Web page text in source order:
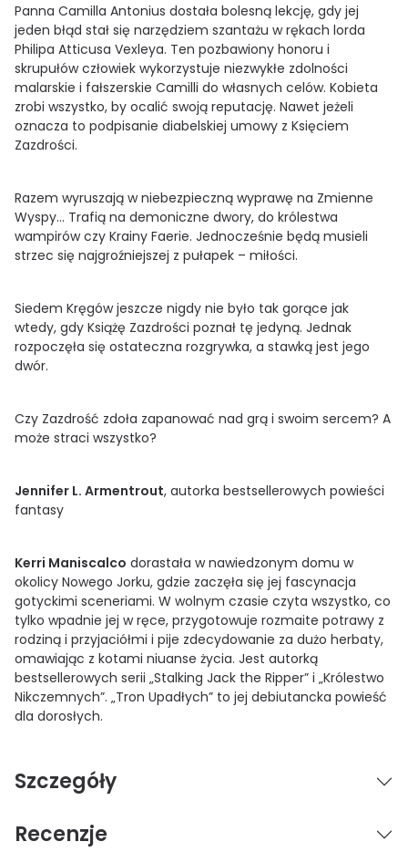
Panna Camilla Antonius dostała bolesną lekcję, gdy jej
jeden błąd stał się narzędziem szantażu w rękach lorda
Philipa Atticusa Vexleya. Ten pozbawiony honoru i
skrupułów człowiek wykorzystuje niezwykłe zdolności
malarskie i fałszerskie Camilli do własnych celów. Kobieta
zrobi wszystko, by ocalić swoją reputację. Nawet jeżeli
oznacza to podpisanie diabelskiej umowy z Księciem
Zazdrości.
Razem wyruszają w niebezpieczną wyprawę na Zmienne
Wyspy... Trafią na demoniczne dwory, do królestwa
wampirów czy Krainy Faerie. Jednocześnie będą musieli
strzec się najgroźniejszej z pułapek – miłości.
Siedem Kręgów jeszcze nigdy nie było tak gorące jak
wtedy, gdy Książę Zazdrości poznał tę jedyną. Jednak
rozpoczęła się ostateczna rozgrywka, a stawką jest jego
dwór.
Czy Zazdrość zdoła zapanować nad grą i swoim sercem? A
może straci wszystko?
Jennifer L. Armentrout, autorka bestsellerowych powieści
fantasy
Kerri Maniscalco dorastała w nawiedzonym domu w
okolicy Nowego Jorku, gdzie zaczęła się jej fascynacja
gotyckimi sceneriami. W wolnym czasie czyta wszystko, co
tylko wpadnie jej w ręce, przygotowuje rozmaite potrawy z
rodziną i przyjaciółmi i pije zdecydowanie za dużo herbaty,
omawiając z kotami niuanse życia. Jest autorką
bestsellerowych serii „Stalking Jack the Ripper” i „Królestwo
Nikczemnych”. „Tron Upadłych” to jej debiutancka powieść
dla dorosłych.
Szczegóły
Recenzje